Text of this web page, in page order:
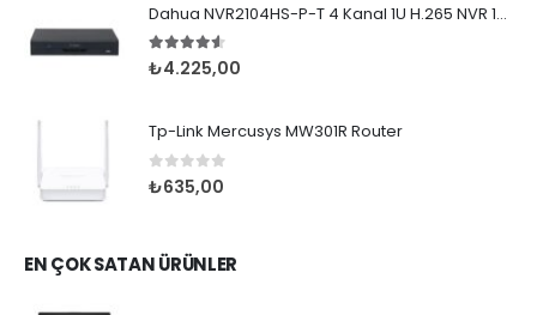
Dahua NVR2104HS-P-T 4 Kanal 1U H.265 NVR 1x8TB
4.505 üzerinden
₺4.225,00
Tp-Link Mercusys MW301R Router
0 5 üzerinden
₺635,00
EN ÇOK SATAN ÜRÜNLER